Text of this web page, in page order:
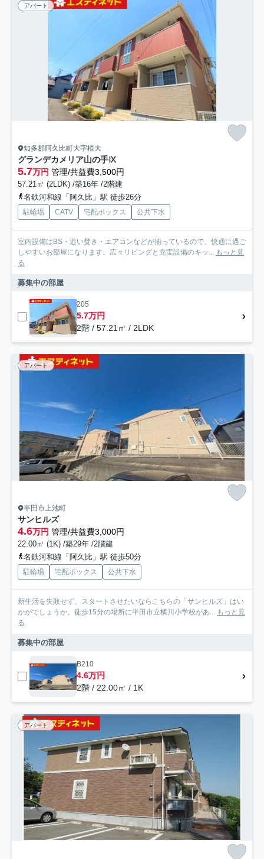
アパート
知多郡阿久比町大字植大
グランデカメリア山の手Ⅸ
5.7万円 管理/共益費3,500円
57.21㎡ (2LDK) /築16年 /2階建
名鉄河和線「阿久比」駅 徒歩26分
駐輪場 CATV 宅配ボックス 公共下水
室内設備はBS・追い焚き・エアコンなどが揃っているので、快適に過ご
しやすいお部屋になります。広々リビングと充実設備のキッ... もっと見
る
募集中の部屋
205
5.7万円
2階 / 57.21㎡ / 2LDK
アパート
半田市上池町
サンヒルズ
4.6万円 管理/共益費3,000円
22.00㎡ (1K) /築29年 /2階建
名鉄河和線「阿久比」駅 徒歩50分
駐輪場 宅配ボックス 公共下水
新生活を失敗せず、スタートさせたいならこちらの「サンヒルズ」はい
かがでしょうか。徒歩15分の場所に半田市立横川小学校があ... もっと見
る
募集中の部屋
B210
4.6万円
2階 / 22.00㎡ / 1K
アパート